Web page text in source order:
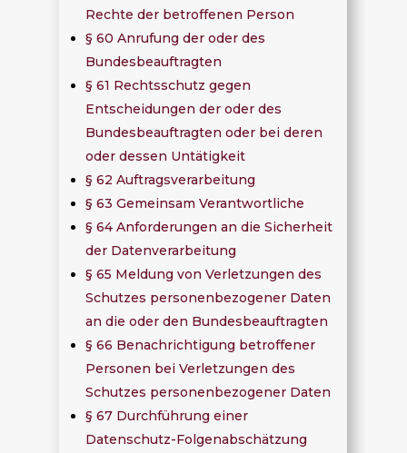
Rechte der betroffenen Person
§ 60 Anrufung der oder des
Bundesbeauftragten
§ 61 Rechtsschutz gegen
Entscheidungen der oder des
Bundesbeauftragten oder bei deren
oder dessen Untätigkeit
§ 62 Auftragsverarbeitung
§ 63 Gemeinsam Verantwortliche
§ 64 Anforderungen an die Sicherheit
der Datenverarbeitung
§ 65 Meldung von Verletzungen des
Schutzes personenbezogener Daten
an die oder den Bundesbeauftragten
§ 66 Benachrichtigung betroffener
Personen bei Verletzungen des
Schutzes personenbezogener Daten
§ 67 Durchführung einer
Datenschutz-Folgenabschätzung